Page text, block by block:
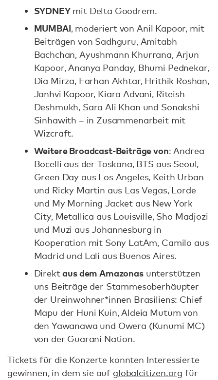
SYDNEYmit Delta Goodrem.
MUMBAI, moderiert von Anil Kapoor, mit
Beiträgen von Sadhguru, Amitabh
Bachchan, Ayushmann Khurrana, Arjun
Kapoor, Ananya Panday, Bhumi Pednekar,
Dia Mirza, Farhan Akhtar, Hrithik Roshan,
Janhvi Kapoor, Kiara Advani, Riteish
Deshmukh, Sara Ali Khan und Sonakshi
Sinhawith – in Zusammenarbeit mit
Wizcraft.
Weitere Broadcast-Beiträge von: Andrea
Bocelli aus der Toskana, BTS aus Seoul,
Green Day aus Los Angeles, Keith Urban
und Ricky Martin aus Las Vegas, Lorde
und My Morning Jacket aus New York
City, Metallica aus Louisville, Sho Madjozi
und Muzi aus Johannesburg in
Kooperation mit Sony LatAm, Camilo aus
Madrid und Lali aus Buenos Aires.
Direktaus dem Amazonasunterstützen
uns Beiträge der Stammesoberhäupter
der Ureinwohner*innen Brasiliens: Chief
Mapu der Huni Kuin, Aldeia Mutum von
den Yawanawa und Owera (Kunumi MC)
von der Guarani Nation.
Tickets für die Konzerte konnten Interessierte
gewinnen, in dem sie auf globalcitizen.org für